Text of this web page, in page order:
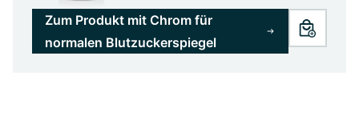
Zum Produkt mit Chrom für
normalen Blutzuckerspiegel